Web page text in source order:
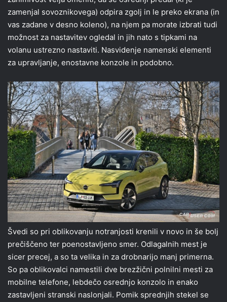
zamenjal sovoznikovega) odpira zgolj in le preko ekrana (in
vas zadane v desno koleno), na njem pa morate izbrati tudi
možnost za nastavitev ogledal in jih nato s tipkami na
volanu ustrezno nastaviti. Nasvidenje namenski elementi
za upravljanje, enostavne konzole in podobno.
Švedi so pri oblikovanju notranjosti krenili v novo in še bolj
prečiščeno ter poenostavljeno smer. Odlagalnih mest je
sicer precej, a so ta velika in za drobnarijo manj primerna.
So pa oblikovalci namestili dve brezžični polnilni mesti za
mobilne telefone, lebdečo osrednjo konzolo in enako
zastavljeni stranski naslonjali. Pomik sprednjih stekel se